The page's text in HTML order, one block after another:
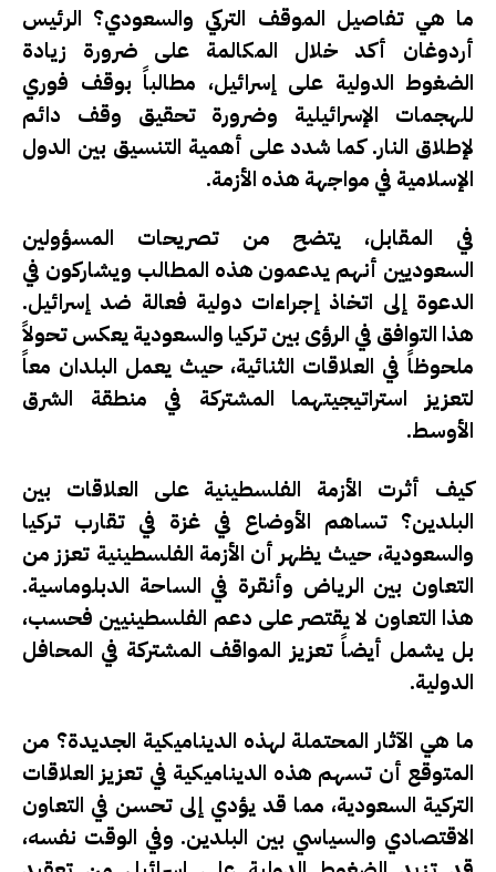
ما هي تفاصيل الموقف التركي والسعودي؟ الرئيس
أردوغان أكد خلال المكالمة على ضرورة زيادة
الضغوط الدولية على إسرائيل، مطالباً بوقف فوري
للهجمات الإسرائيلية وضرورة تحقيق وقف دائم
لإطلاق النار. كما شدد على أهمية التنسيق بين الدول
الإسلامية في مواجهة هذه الأزمة.
في المقابل، يتضح من تصريحات المسؤولين
السعوديين أنهم يدعمون هذه المطالب ويشاركون في
الدعوة إلى اتخاذ إجراءات دولية فعالة ضد إسرائيل.
هذا التوافق في الرؤى بين تركيا والسعودية يعكس تحولاً
ملحوظاً في العلاقات الثنائية، حيث يعمل البلدان معاً
لتعزيز استراتيجيتهما المشتركة في منطقة الشرق
الأوسط.
كيف أثرت الأزمة الفلسطينية على العلاقات بين
البلدين؟ تساهم الأوضاع في غزة في تقارب تركيا
والسعودية، حيث يظهر أن الأزمة الفلسطينية تعزز من
التعاون بين الرياض وأنقرة في الساحة الدبلوماسية.
هذا التعاون لا يقتصر على دعم الفلسطينيين فحسب،
بل يشمل أيضاً تعزيز المواقف المشتركة في المحافل
الدولية.
ما هي الآثار المحتملة لهذه الديناميكية الجديدة؟ من
المتوقع أن تسهم هذه الديناميكية في تعزيز العلاقات
التركية السعودية، مما قد يؤدي إلى تحسن في التعاون
الاقتصادي والسياسي بين البلدين. وفي الوقت نفسه،